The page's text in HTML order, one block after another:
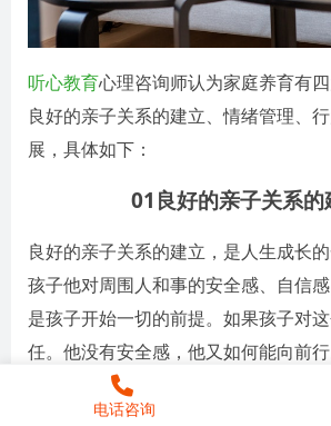
听心教育心理咨询师认为家庭养育有
良好的亲子关系的建立、情绪管理、
展，具体如下：
01良好的亲子关系的
良好的亲子关系的建立，是人生成长
孩子他对周围人和事的安全感、自信
是孩子开始一切的前提。如果孩子对
任。他没有安全感，他又如何能向前
依恋关系不是说，一个很完整的关系
电话咨询